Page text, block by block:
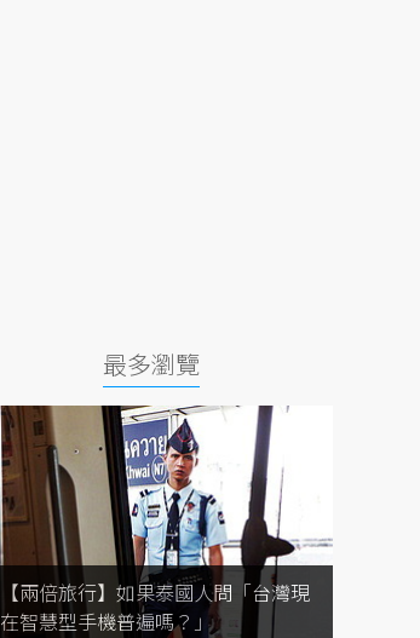
最多瀏覽
【兩倍旅行】如果泰國人問「台灣現
在智慧型手機普遍嗎？」